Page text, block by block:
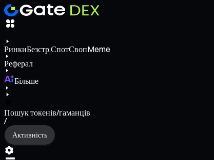
РинкиБезстр.СпотСвопMeme
Реферал
Більше
Пошук токенів/гаманців
/
Активність